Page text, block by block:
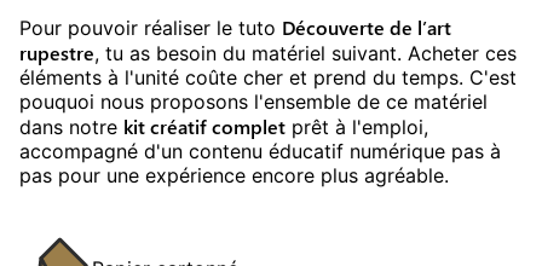
Pour pouvoir réaliser le tuto Découverte de l’art
rupestre, tu as besoin du matériel suivant. Acheter ces
éléments à l'unité coûte cher et prend du temps. C'est
pouquoi nous proposons l'ensemble de ce matériel
dans notre kit créatifcomplet prêt à l'emploi,
accompagné d'un contenu éducatif numérique pas à
pas pour une expérience encore plus agréable.